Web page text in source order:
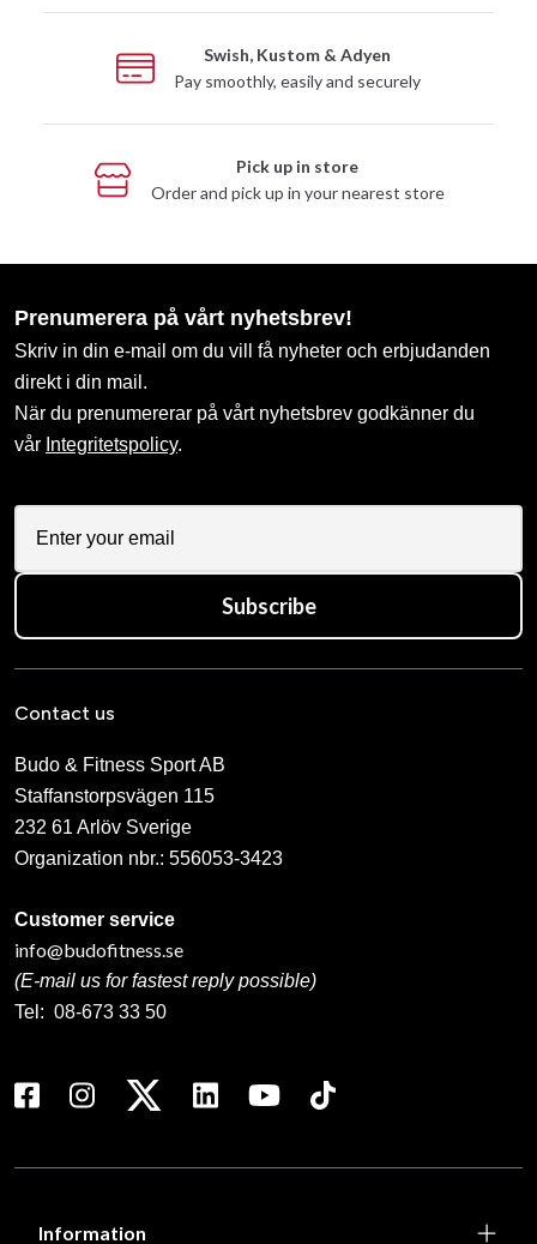
Swish, Kustom & Adyen
Pay smoothly, easily and securely
Pick up in store
Order and pick up in your nearest store
Prenumerera på vårt nyhetsbrev!
Skriv in din e-mail om du vill få nyheter och erbjudanden
direkt i din mail.
När du prenumererar på vårt nyhetsbrev godkänner du
vår Integritetspolicy.
Subscribe
Contact us
Budo & Fitness Sport AB
Staffanstorpsvägen 115
232 61 Arlöv Sverige
Organization nbr.: 556053-3423
Customer service
info@budofitness.se
(E-mail us for fastest reply possible)
Tel: 08-673 33 50
Information